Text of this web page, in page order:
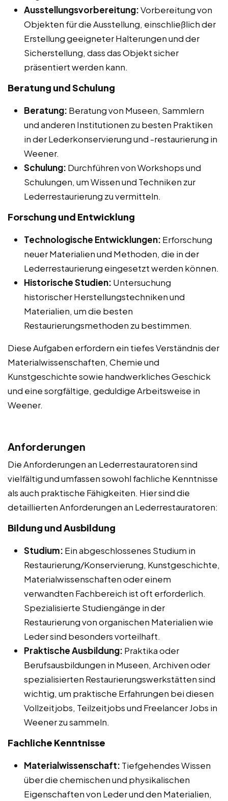
Ausstellungsvorbereitung:Vorbereitung von
Objekten für die Ausstellung, einschließlich der
Erstellung geeigneter Halterungen und der
Sicherstellung, dass das Objekt sicher
präsentiert werden kann.
Beratung und Schulung
Beratung: Beratung von Museen, Sammlern
und anderen Institutionen zu besten Praktiken
in der Lederkonservierung und -restaurierung in
Weener.
Schulung: Durchführen von Workshops und
Schulungen, um Wissen und Techniken zur
Lederrestaurierung zu vermitteln.
Forschung und Entwicklung
Technologische Entwicklungen: Erforschung
neuer Materialien und Methoden, die in der
Lederrestaurierung eingesetzt werden können.
Historische Studien: Untersuchung
historischer Herstellungstechniken und
Materialien, um die besten
Restaurierungsmethoden zu bestimmen.
Diese Aufgaben erfordern ein tiefes Verständnis der
Materialwissenschaften, Chemie und
Kunstgeschichte sowie handwerkliches Geschick
und eine sorgfältige, geduldige Arbeitsweise in
Weener.
Anforderungen
Die Anforderungen an Lederrestauratoren sind
vielfältig und umfassen sowohl fachliche Kenntnisse
als auch praktische Fähigkeiten. Hier sind die
detaillierten Anforderungen an Lederrestauratoren:
Bildung und Ausbildung
Studium: Ein abgeschlossenes Studium in
Restaurierung/Konservierung, Kunstgeschichte,
Materialwissenschaften oder einem
verwandten Fachbereich ist oft erforderlich.
Spezialisierte Studiengänge in der
Restaurierung von organischen Materialien wie
Leder sind besonders vorteilhaft.
Praktische Ausbildung: Praktika oder
Berufsausbildungen in Museen, Archiven oder
spezialisierten Restaurierungswerkstätten sind
wichtig, um praktische Erfahrungen bei diesen
Vollzeitjobs, Teilzeitjobs und Freelancer Jobs in
Weener zu sammeln.
Fachliche Kenntnisse
Materialwissenschaft: Tiefgehendes Wissen
über die chemischen und physikalischen
Eigenschaften von Leder und den Materialien,